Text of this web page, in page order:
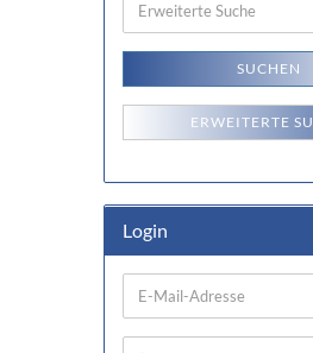
Suche
SUCHEN
ERWEITERTE
Login
E-
Mail-
Adresse